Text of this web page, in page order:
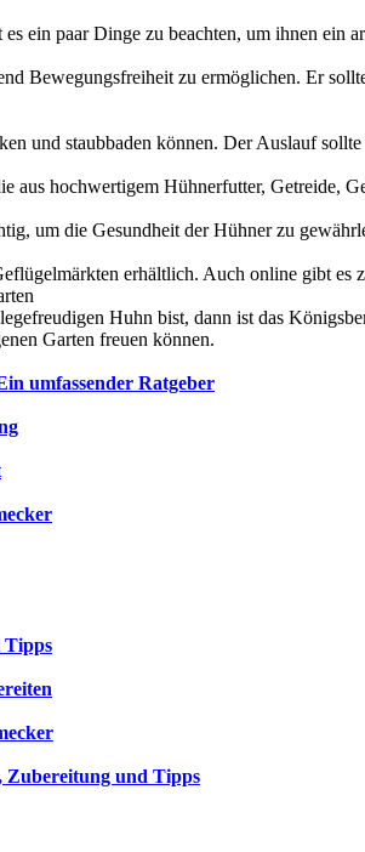
ein paar Dinge zu beachten, um ihnen ein
Bewegungsfreiheit zu ermöglichen. Er
und staubbaden können. Der Auslauf
hochwertigem Hühnerfutter, Getreide,
um die Gesundheit der Hühner zu
erhältlich. Auch online gibt es
Huhn bist, dann ist das
Garten freuen können.
umfassender Ratgeber
Tipps
Zubereitung und Tipps